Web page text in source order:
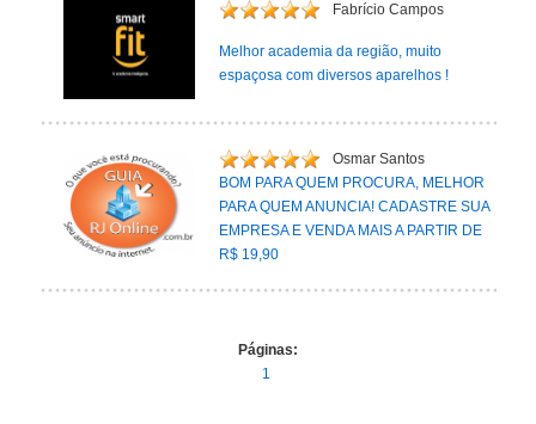
Fabrício Campos
Melhor academia da região, muito
espaçosa com diversos aparelhos !
Osmar Santos
BOM PARA QUEM PROCURA, MELHOR
PARA QUEM ANUNCIA! CADASTRE SUA
EMPRESA E VENDA MAIS A PARTIR DE
R$ 19,90
Páginas:
1